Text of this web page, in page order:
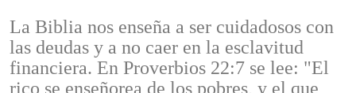
La Biblia nos enseña a ser cuidadosos con
las deudas y a no caer en la esclavitud
financiera. En Proverbios 22:7 se lee: "El
rico se enseñorea de los pobres, y el que